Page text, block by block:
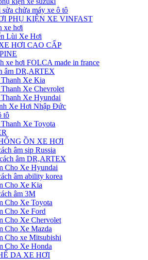
sửa chửa máy xe ô tô
PHỤ KIỆN XE VINFAST
xe hơi
Lùi Xe Hơi
HƠI CAO CẤP
xe hơi FOLCA made in france
âm DR,ARTEX
Xe Kia
Xe Chevrolet
Xe Hyundai
Xe Hơi Nhập Đức
tô
Xe Toyota
ỒN XE HƠI
âm sip Russia
âm DR,ARTEX
Cho Xe Hyundai
âm ability korea
Cho Xe Kia
âm 3M
Cho Xe Toyota
Cho Xe Ford
Cho Xe Chervolet
Cho Xe Mazda
Cho xe Mitsubishi
Cho Xe Honda
DA XE HƠI